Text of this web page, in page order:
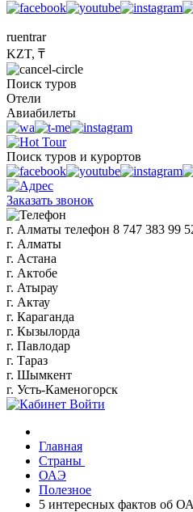
ruentrar
KZT, ₸
Поиск туров
Отели
Авиабилеты
Поиск туров и курортов
Заказать звонок
г. Алматы телефон 8 747 383 99
г. Алматы
г. Астана
г. Актобе
г. Атырау
г. Актау
г. Караганда
г. Кызылорда
г. Павлодар
г. Тараз
г. Шымкент
г. Усть-Каменогорск
Войти
Главная
Страны
ОАЭ
Полезное
5 интересных фактов об